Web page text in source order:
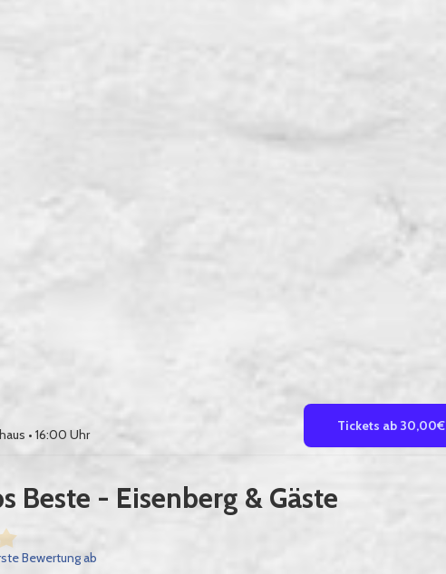
• 16:00 Uhr
Tickets ab 30,00€
Beste - Eisenberg & Gäste
Bewertung ab